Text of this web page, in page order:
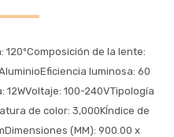
de la lente:
luminosa: 60
100-240VTipología
de color: 3,000KÍndice de
(MM): 900.00 x